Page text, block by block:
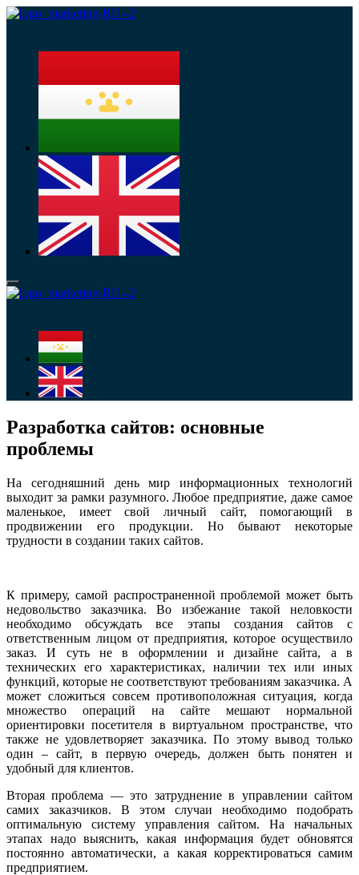
Разработка сайтов: основные
проблемы
На сегодняшний день мир информационных технологий
выходит за рамки разумного. Любое предприятие, даже самое
маленькое, имеет свой личный сайт, помогающий в
продвижении его продукции. Но бывают некоторые
трудности в создании таких сайтов.
К примеру, самой распространенной проблемой может быть
недовольство заказчика. Во избежание такой неловкости
необходимо обсуждать все этапы создания сайтов с
ответственным лицом от предприятия, которое осуществило
заказ. И суть не в оформлении и дизайне сайта, а в
технических его характеристиках, наличии тех или иных
функций, которые не соответствуют требованиям заказчика. А
может сложиться совсем противоположная ситуация, когда
множество операций на сайте мешают нормальной
ориентировки посетителя в виртуальном пространстве, что
также не удовлетворяет заказчика. По этому вывод только
один – сайт, в первую очередь, должен быть понятен и
удобный для клиентов.
Вторая проблема — это затруднение в управлении сайтом
самих заказчиков. В этом случаи необходимо подобрать
оптимальную систему управления сайтом. На начальных
этапах надо выяснить, какая информация будет обновятся
постоянно автоматически, а какая корректироваться самим
предприятием.